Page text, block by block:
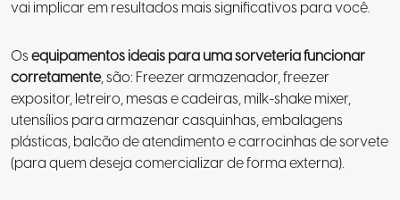
vai implicar em resultados mais significativos para você.
Osequipamentos ideais para uma sorveteria funcionar
corretamente, são: Freezer armazenador, freezer
expositor, letreiro, mesas e cadeiras, milk-shake mixer,
utensílios para armazenar casquinhas, embalagens
plásticas, balcão de atendimento e carrocinhas de sorvete
(para quem deseja comercializar de forma externa).